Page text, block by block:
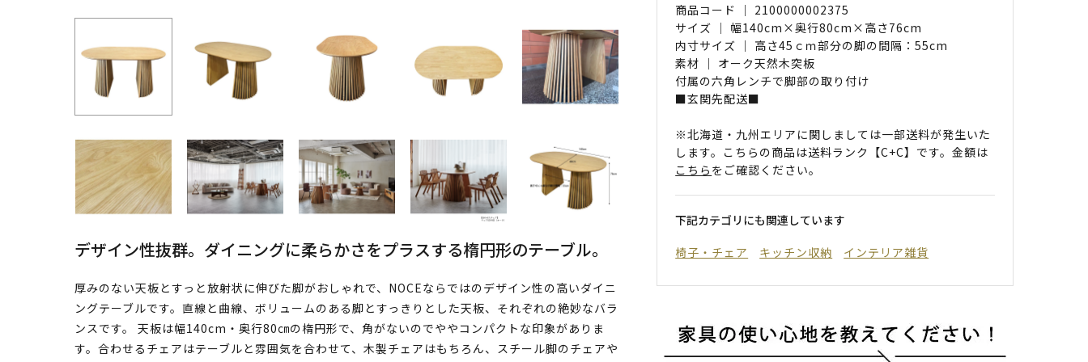
デザイン性抜群。ダイニングに柔らかさをプラスする楕円形のテーブル。
厚みのない天板とすっと放射状に伸びた脚がおしゃれで、NOCEならではのデザイン性の高いダイニ
ングテーブルです。直線と曲線、ボリュームのある脚とすっきりとした天板、それぞれの絶妙なバラ
ンスです。 天板は幅140cm・奥行80㎝の楕円形で、角がないのでややコンパクトな印象がありま
す。合わせるチェアはテーブルと雰囲気を合わせて、木製チェアはもちろん、スチール脚のチェアや
商品コード ｜ 2100000002375
サイズ ｜ 幅140cm×奥行80cm×高さ76cm
内寸サイズ ｜ 高さ45ｃｍ部分の脚の間隔：55cm
素材 ｜ オーク天然木突板
付属の六角レンチで脚部の取り付け
■玄関先配送■
※北海道・九州エリアに関しましては一部送料が発生いた
します。こちらの商品は送料ランク【C+C】です。金額は
こちら をご確認ください。
下記カテゴリにも関連しています
椅子・チェア
キッチン収納 インテリア雑貨